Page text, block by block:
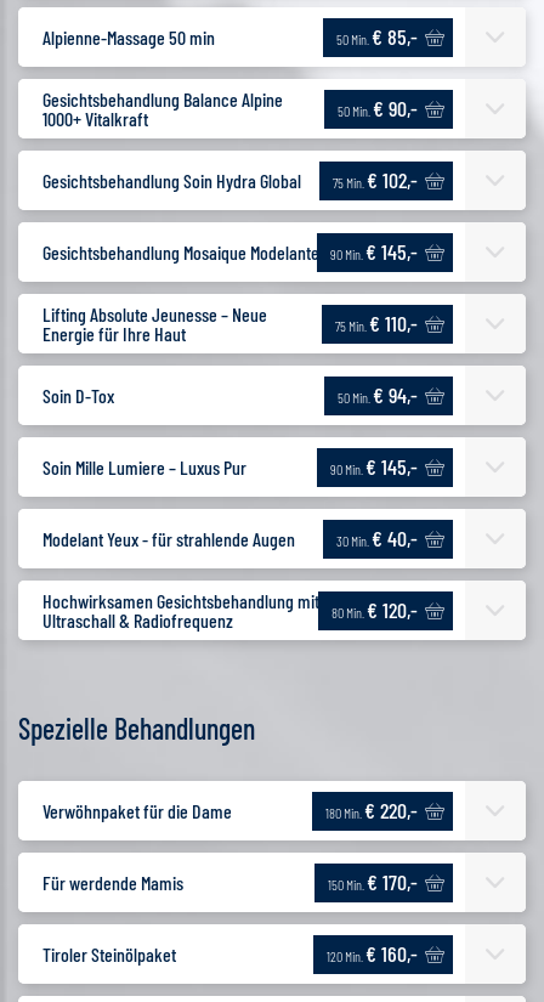
Alpienne-Massage 50 min 50 Min. € 85,-
Gesichtsbehandlung Balance Alpine
1000+ Vitalkraft
50 Min. € 90,-
Gesichtsbehandlung Soin Hydra Global 75 Min. € 102,-
Gesichtsbehandlung Mosaique Modelante 90 Min. € 145,-
Lifting Absolute Jeunesse – Neue
Energie für Ihre Haut
75 Min. € 110,-
Soin D-Tox 50 Min. € 94,-
Soin Mille Lumiere – Luxus Pur 90 Min. € 145,-
Modelant Yeux - für strahlende Augen 30 Min. € 40,-
Hochwirksamen Gesichtsbehandlung mit
Ultraschall & Radiofrequenz
80 Min. € 120,-
Spezielle Behandlungen
Verwöhnpaket für die Dame 180 Min. € 220,-
Für werdende Mamis 150 Min. € 170,-
Tiroler Steinölpaket 120 Min. € 160,-